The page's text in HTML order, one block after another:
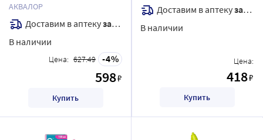
АКВАЛОР
Доставим в аптекузавтра
В наличии
Цена: 627.49 4
598₽
Купить
Доставим в аптекузавтра
В наличии
Цена:
418₽
Купить